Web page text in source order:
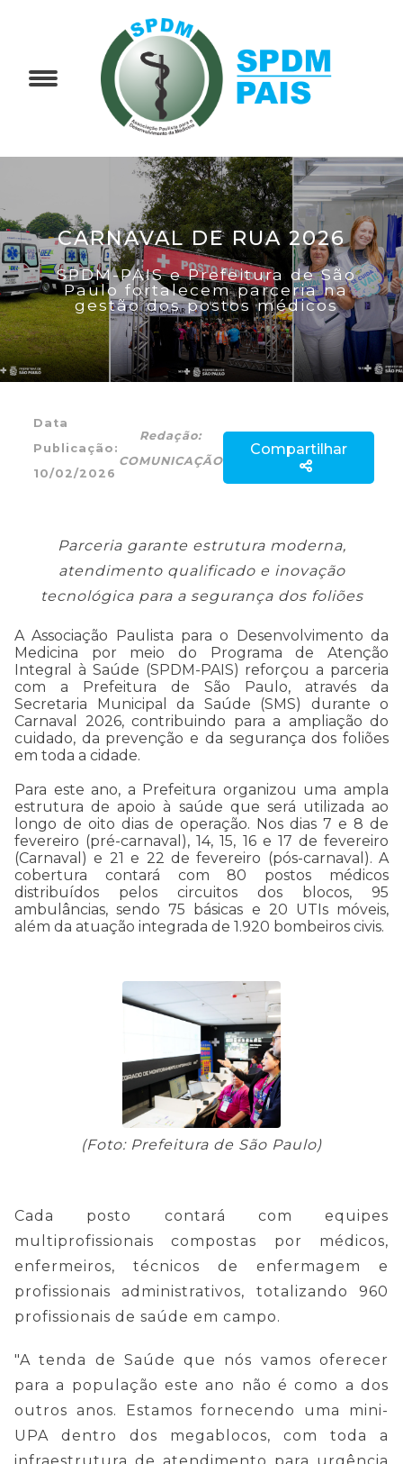
CARNAVAL DE RUA 2026
SPDM-PAIS e Prefeitura de São
Paulo fortalecem parceria na
gestão dos postos médicos
Data
Publicação:
10/02/2026
Redação:
COMUNICAÇÃO
Compartilhar
Parceria garante estrutura moderna,
atendimento qualificado e inovação
tecnológica para a segurança dos foliões
A Associação Paulista para o Desenvolvimento da
Medicina por meio do Programa de Atenção
Integral à Saúde (SPDM-PAIS) reforçou a parceria
com a Prefeitura de São Paulo, através da
Secretaria Municipal da Saúde (SMS) durante o
Carnaval 2026, contribuindo para a ampliação do
cuidado, da prevenção e da segurança dos foliões
em toda a cidade.
Para este ano, a Prefeitura organizou uma ampla
estrutura de apoio à saúde que será utilizada ao
longo de oito dias de operação. Nos dias 7 e 8 de
fevereiro (pré-carnaval), 14, 15, 16 e 17 de fevereiro
(Carnaval) e 21 e 22 de fevereiro (pós-carnaval). A
cobertura contará com 80 postos médicos
distribuídos pelos circuitos dos blocos, 95
ambulâncias, sendo 75 básicas e 20 UTIs móveis,
além da atuação integrada de 1.920 bombeiros civis.
(Foto: Prefeitura de São Paulo)
Cada posto contará com equipes
multiprofissionais compostas por médicos,
enfermeiros, técnicos de enfermagem e
profissionais administrativos, totalizando 960
profissionais de saúde em campo.
"A tenda de Saúde que nós vamos oferecer
para a população este ano não é como a dos
outros anos. Estamos fornecendo uma mini-
UPA dentro dos megablocos, com toda a